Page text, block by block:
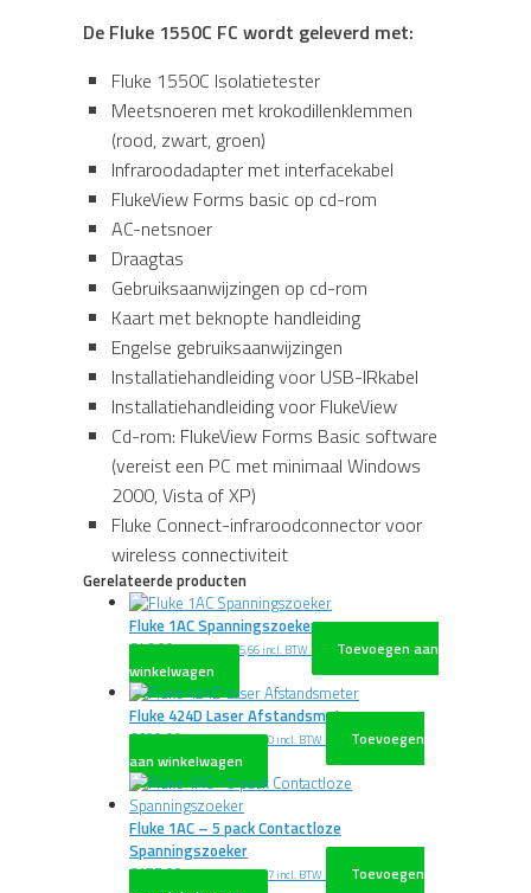
De Fluke 1550C FC wordt geleverd met:
Fluke 1550C Isolatietester
Meetsnoeren met krokodillenklemmen
(rood, zwart, groen)
Infraroodadapter met interfacekabel
FlukeView Forms basic op cd-rom
AC-netsnoer
Draagtas
Gebruiksaanwijzingen op cd-rom
Kaart met beknopte handleiding
Engelse gebruiksaanwijzingen
Installatiehandleiding voor USB-IRkabel
Installatiehandleiding voor FlukeView
Cd-rom: FlukeView Forms Basic software
(vereist een PC met minimaal Windows
2000, Vista of XP)
Fluke Connect-infraroodconnector voor
wireless connectiviteit
Gerelateerde producten
Fluke 1AC Spanningszoeker
€46,00 excl. BTW€55,66 incl. BTW
Toevoegen aan
winkelwagen
Fluke 424D Laser Afstandsmeter
€600,00 excl. BTW€726,00 incl. BTW
Toevoegen
aan winkelwagen
Fluke 1AC – 5 pack Contactloze
Spanningszoeker
€177,00 excl. BTW€214,17 incl. BTW
Toevoegen